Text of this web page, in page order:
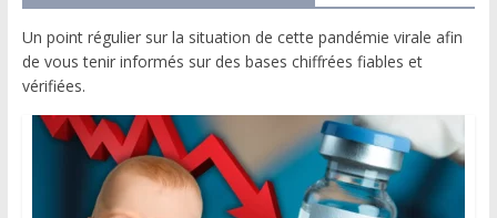
Un point régulier sur la situation de cette pandémie virale afin
de vous tenir informés sur des bases chiffrées fiables et
vérifiées.